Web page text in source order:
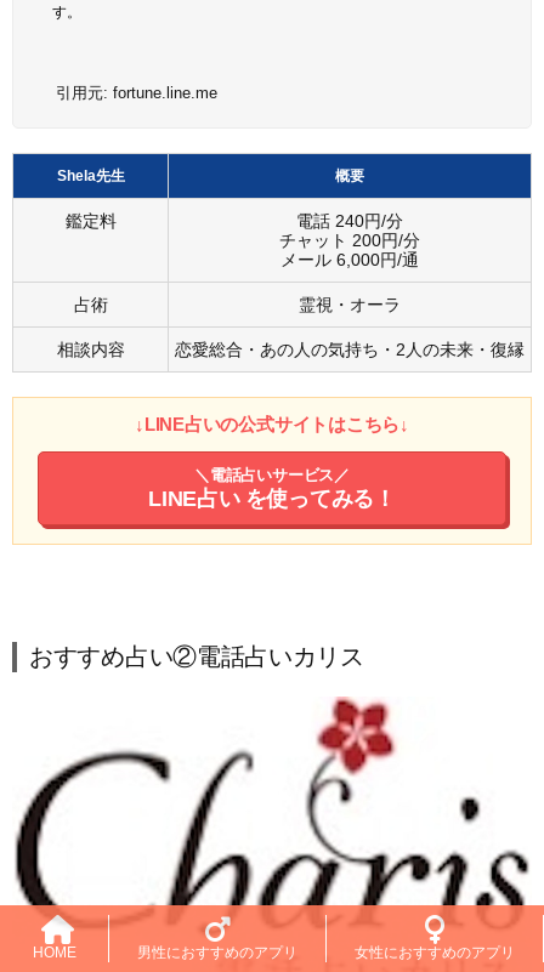
HOME 男性におすすめのアプリ 女性におすすめのアプリ
す。
引用元: fortune.line.me
Shela先生 概要
鑑定料
電話 240円/分
チャット 200円/分
メール 6,000円/通
占術 霊視・オーラ
相談内容 恋愛総合・あの人の気持ち・2人の未来・復縁
↓LINE占いの公式サイトはこちら↓
＼電話占いサービス／
LINE占い を使ってみる！
おすすめ占い②電話占いカリス